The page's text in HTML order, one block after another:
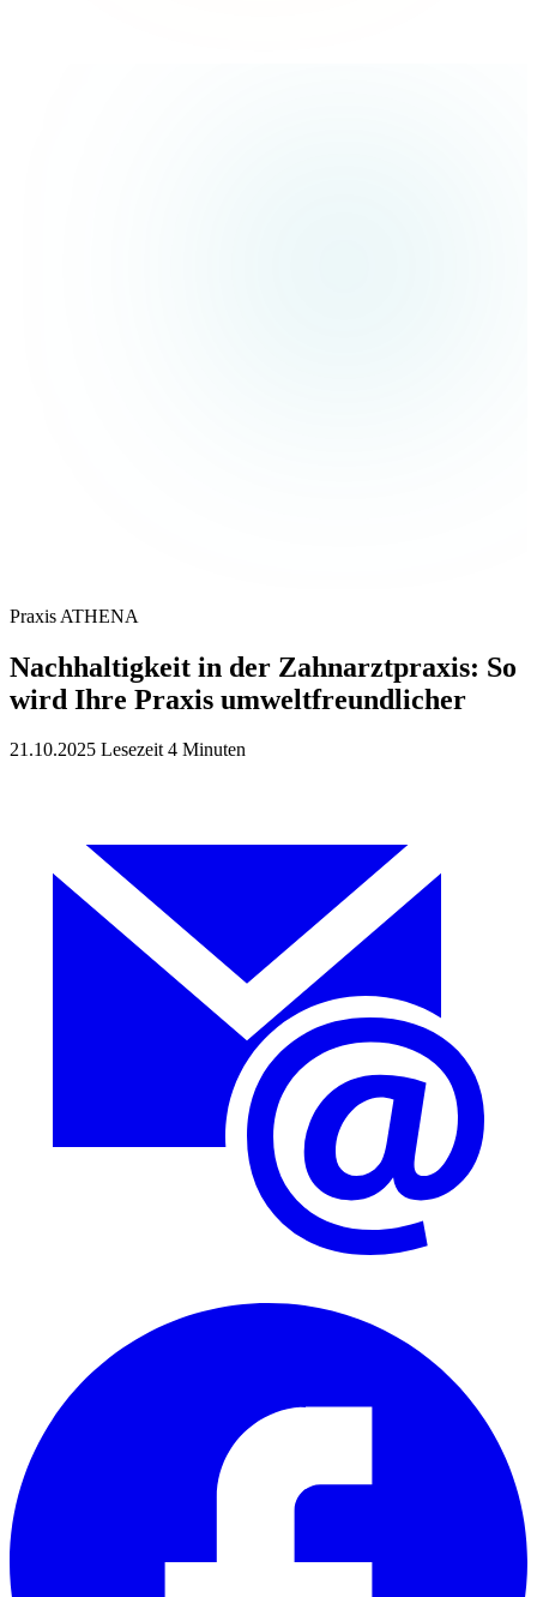
Praxis ATHENA
Nachhaltigkeit in der Zahnarztpraxis: So
wird Ihre Praxis umweltfreundlicher
21.10.2025 Lesezeit 4 Minuten